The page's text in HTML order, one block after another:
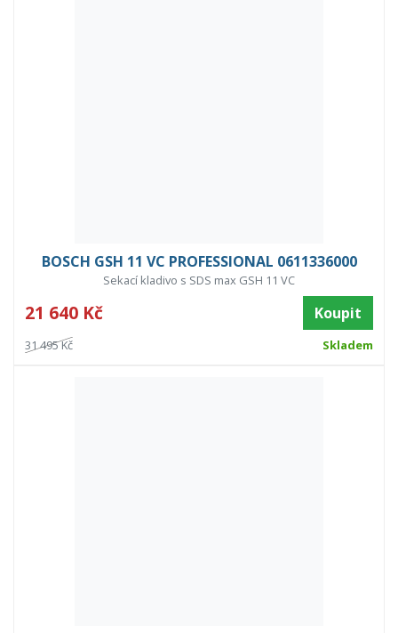
BOSCH GSH 11 VC PROFESSIONAL 0611336000
Sekací kladivo s SDS max GSH 11 VC
21 640 Kč Koupit
31 495 Kč Skladem